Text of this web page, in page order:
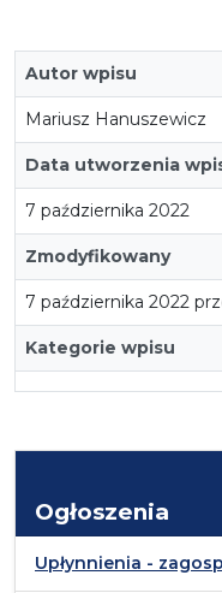
Autor wpisu
Mariusz Hanuszewicz
Data utworzenia
7 października 2022
Zmodyfikowany
7 października 2022
Kategorie wpisu
Ogłoszenia
Upłynnienia -